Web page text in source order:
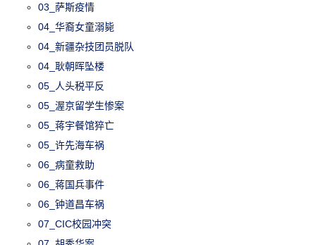
03_萨斯疫情
04_华裔女童溺毙
04_新疆杂技团员脱队
04_耿朝晖坠楼
05_人头税平反
05_渥京留学生惨案
05_蒋宇餐馆猝亡
05_许先海车祸
06_病童救助
06_蒋国兵事件
06_钟道昌车祸
07_CIC校园冲突